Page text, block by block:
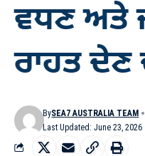
ਵਧਣ ਅਤੇ
ਰਾਹਤ ਦੇਣ
Last Updated: June 23, 2026
BySEA7 AUSTRALIA TEAM